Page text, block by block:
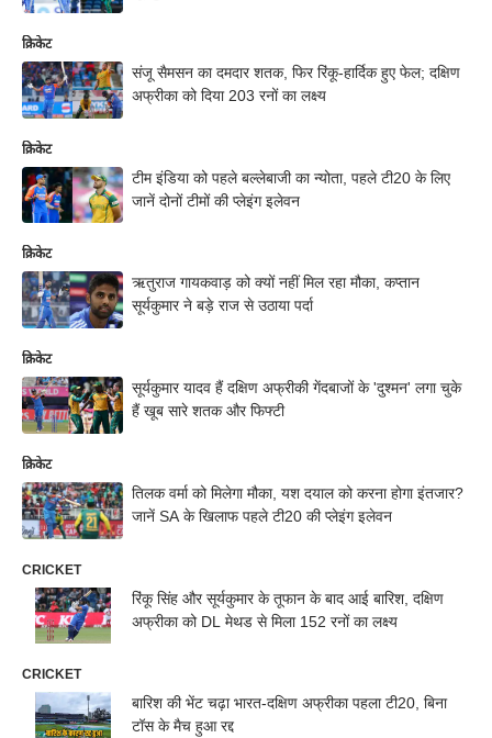
क्रिकेट
संजू सैमसन का दमदार शतक, फिर रिंकू-हार्दिक हुए फेल; दक्षिण
अफ्रीका को दिया 203 रनों का लक्ष्य
क्रिकेट
टीम इंडिया को पहले बल्लेबाजी का न्योता, पहले टी20 के लिए
जानें दोनों टीमों की प्लेइंग इलेवन
क्रिकेट
ऋतुराज गायकवाड़ को क्यों नहीं मिल रहा मौका, कप्तान
सूर्यकुमार ने बड़े राज से उठाया पर्दा
क्रिकेट
सूर्यकुमार यादव हैं दक्षिण अफ्रीकी गेंदबाजों के 'दुश्मन' लगा चुके
हैं खूब सारे शतक और फिफ्टी
क्रिकेट
तिलक वर्मा को मिलेगा मौका, यश दयाल को करना होगा इंतजार?
जानें SA के खिलाफ पहले टी20 की प्लेइंग इलेवन
CRICKET
रिंकू सिंह और सूर्यकुमार के तूफान के बाद आई बारिश, दक्षिण
अफ्रीका को DL मेथड से मिला 152 रनों का लक्ष्य
CRICKET
बारिश की भेंट चढ़ा भारत-दक्षिण अफ्रीका पहला टी20, बिना
टॉस के मैच हुआ रद्द